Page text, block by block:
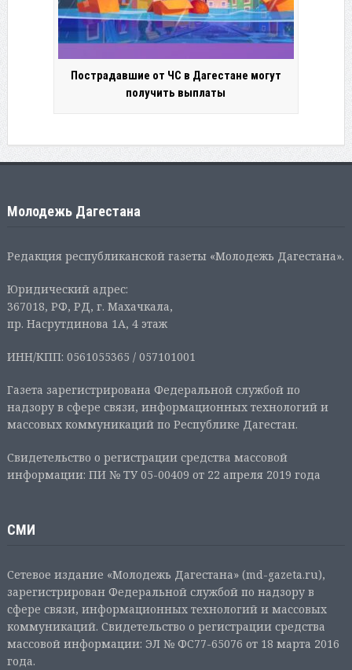
Пострадавшие от ЧС в Дагестане могут
получить выплаты
Молодежь Дагестана
Редакция республиканской газеты «Молодежь Дагестана».
Юридический адрес:
367018, РФ, РД, г. Махачкала,
пр. Насрутдинова 1А, 4 этаж
ИНН/КПП: 0561055365 / 057101001
Газета зарегистрирована Федеральной службой по
надзору в сфере связи, информационных технологий и
массовых коммуникаций по Республике Дагестан.
Свидетельство о регистрации средства массовой
информации: ПИ № ТУ 05-00409 от 22 апреля 2019 года
СМИ
Сетевое издание «Молодежь Дагестана» (md-gazeta.ru),
зарегистрирован Федеральной службой по надзору в
сфере связи, информационных технологий и массовых
коммуникаций. Свидетельство о регистрации средства
массовой информации: ЭЛ № ФС77-65076 от 18 марта 2016
года.